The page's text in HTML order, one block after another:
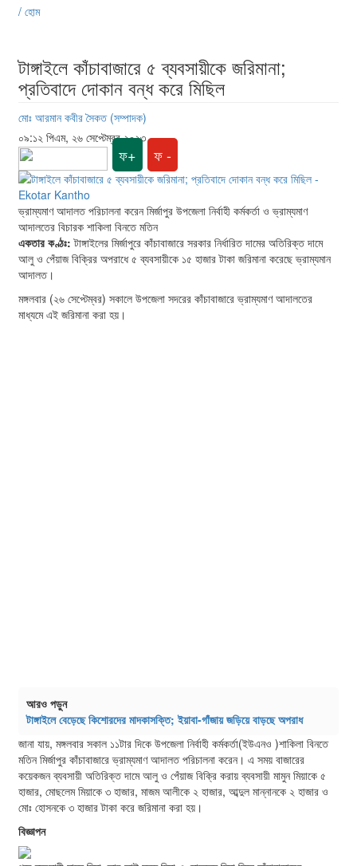
/ হোম
টাঙ্গাইলে কাঁচাবাজারে ৫ ব্যবসায়ীকে জরিমানা;
প্রতিবাদে দোকান বন্ধ করে মিছিল
মোঃ আরমান কবীর সৈকত (সম্পাদক)
০৯:১২ পিএম, ২৬ সেপ্টেম্বর ২০২৩
ফ+ ফ -
ভ্রাম্যমাণ আদালত পরিচালনা করেন মির্জাপুর উপজেলা নির্বাহী কর্মকর্তা ও ভ্রাম্যমাণ
আদালতের বিচারক শাকিলা বিনতে মতিন
একতার কণ্ঠঃ: টাঙ্গাইলের মির্জাপুরে কাঁচাবাজারে সরকার নির্ধারিত দামের অতিরিক্ত দামে
আলু ও পেঁয়াজ বিক্রির অপরাধে ৫ ব্যবসায়ীকে ১৫ হাজার টাকা জরিমানা করেছে ভ্রাম্যমান
আদালত।
মঙ্গলবার (২৬ সেপ্টেম্বর) সকালে উপজেলা সদরের কাঁচাবাজারে ভ্রাম্যমাণ আদালতের
মাধ্যমে এই জরিমানা করা হয়।
আরও পড়ুন
টাঙ্গাইলে বেড়েছে কিশোরদের মাদকাসক্তি; ইয়াবা-গাঁজায় জড়িয়ে বাড়ছে অপরাধ
জানা যায়, মঙ্গলবার সকাল ১১টার দিকে উপজেলা নির্বাহী কর্মকর্তা(ইউএনও )শাকিলা বিনতে
মতিন মির্জাপুর কাঁচাবাজারে ভ্রাম্যমাণ আদালত পরিচালনা করেন। এ সময় বাজারের
কয়েকজন ব্যবসায়ী অতিরিক্ত দামে আলু ও পেঁয়াজ বিক্রি করায় ব্যবসায়ী মামুন মিয়াকে ৫
হাজার, মোছলেম মিয়াকে ৩ হাজার, মাজম আলীকে ২ হাজার, আব্দুল মান্নানকে ২ হাজার ও
মোঃ হোসনকে ৩ হাজার টাকা করে জরিমানা করা হয়।
বিজ্ঞাপন